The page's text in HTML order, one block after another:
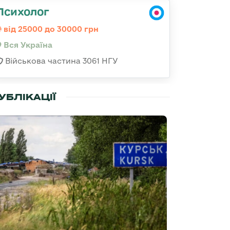
від 25000 до 30000 грн
Вся Україна
Військова частина 3061 НГУ